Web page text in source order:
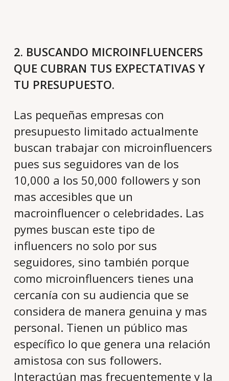
2. BUSCANDO MICROINFLUENCERS
QUE CUBRAN TUS EXPECTATIVAS Y
TU PRESUPUESTO.
Las pequeñas empresas con
presupuesto limitado actualmente
buscan trabajar con microinfluencers
pues sus seguidores van de los
10,000 a los 50,000 followers y son
mas accesibles que un
macroinfluencer o celebridades. Las
pymes buscan este tipo de
influencers no solo por sus
seguidores, sino también porque
como microinfluencers tienes una
cercanía con su audiencia que se
considera de manera genuina y mas
personal. Tienen un público mas
específico lo que genera una relación
amistosa con sus followers.
Interactúan mas frecuentemente y la